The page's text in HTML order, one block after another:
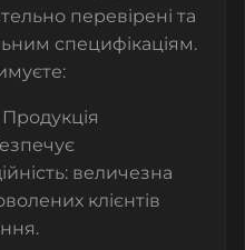
перевірені та
специфікаціям.
Продукція
величезна
клієнтів